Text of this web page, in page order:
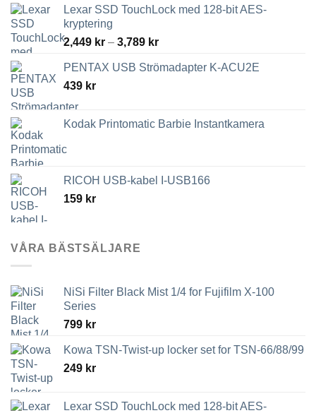
Lexar SSD TouchLock med 128-bit AES-
kryptering
2,449 kr – 3,789 krPrisintervall:
till
PENTAX USB Strömadapter K-ACU2E
439 kr
Kodak Printomatic Barbie Instantkamera
RICOH USB-kabel I-USB166
159 kr
VÅRA BÄSTSÄLJARE
NiSi Filter Black Mist 1/4 for Fujifilm X-100
Series
799 kr
Kowa TSN-Twist-up locker set for TSN-66/88/99
249 kr
Lexar SSD TouchLock med 128-bit AES-